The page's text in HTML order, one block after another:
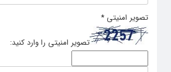
تصویر امنیتی *
تصویر امنیتی را وارد کنید: